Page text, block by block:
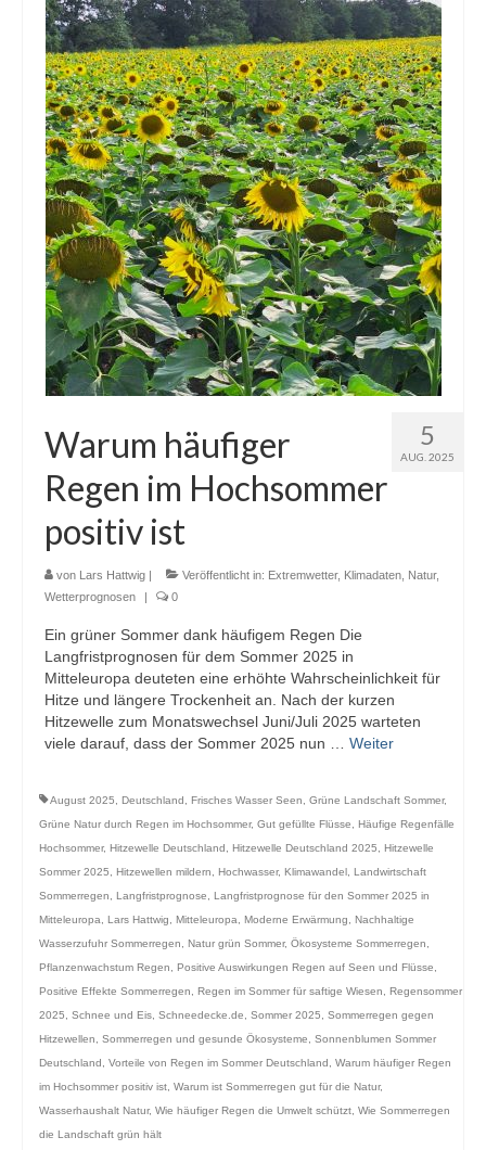
Die Kältepole der Nordhalbkugel: Kanadische
Arktis und Sibirien
Ellesmere Island – Die nördlichste Wildnis
Kanadas
Die Natur der Hudson-Bay und umliegender
Regionen
Die Laptewsee: Die Eisfabrik der Arktis
EisSued
Schneehöhen
Ostsee
Wetter Arktis Antarktis
Webcams
Wintersport
Winterdienst
Glossar
Datenschutz
Impressum
5
AUG. 2025
Warum häufiger
Regen im Hochsommer
positiv ist
von Lars Hattwig | Veröffentlicht in: Extremwetter, Klimadaten Natur,
Wetterprognosen
| 0
Ein grüner Sommer dank häufigem Regen Die
Langfristprognosen für dem Sommer 2025 in
Mitteleuropa deuteten eine erhöhte Wahrscheinlichkeit für
Hitze und längere Trockenheit an. Nach der kurzen
Hitzewelle zum Monatswechsel Juni/Juli 2025 warteten
viele darauf, dass der Sommer 2025 nun … Weiter
August 2025 Deutschland Frisches Wasser Seen Grüne Landschaft Sommer,
Grüne Natur durch Regen im Hochsommer, Gut gefüllte Flüsse
Häufige Regenfälle
Hochsommer, Hitzewelle Deutschland Hitzewelle Deutschland 2025
Hitzewelle
Sommer 2025
Hitzewellen mildern Hochwasser, Klimawandel Landwirtschaft
Sommerregen
Langfristprognose
Langfristprognose für den Sommer 2025 in
Mitteleuropa
Lars Hattwig Mitteleuropa Moderne Erwärmung
Nachhaltige
Wasserzufuhr Sommerregen
Natur grün Sommer, Ökosysteme Sommerregen
Pflanzenwachstum Regen
Positive Auswirkungen Regen auf Seen und Flüsse
Positive Effekte Sommerregen
Regen im Sommer für saftige Wiesen
Regensommer
2025
Schnee und Eis Schneedecke.de Sommer 2025
Sommerregen gegen
Hitzewellen
Sommerregen und gesunde Ökosysteme
Sonnenblumen Sommer
Deutschland
Vorteile von Regen im Sommer Deutschland
Warum häufiger Regen
im Hochsommer positiv ist Warum ist Sommerregen gut für die Natur,
Wasserhaushalt Natur, Wie häufiger Regen die Umwelt schützt Wie Sommerregen
die Landschaft grün hält